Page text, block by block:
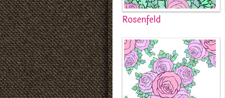
Rosenfeld